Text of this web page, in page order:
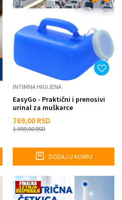
INTIMNA HIGIJENA
EasyGo - Praktični i prenosivi
urinal za muškarce
769,00 RSD
1.999,00RSD
DODAJ U KORPU